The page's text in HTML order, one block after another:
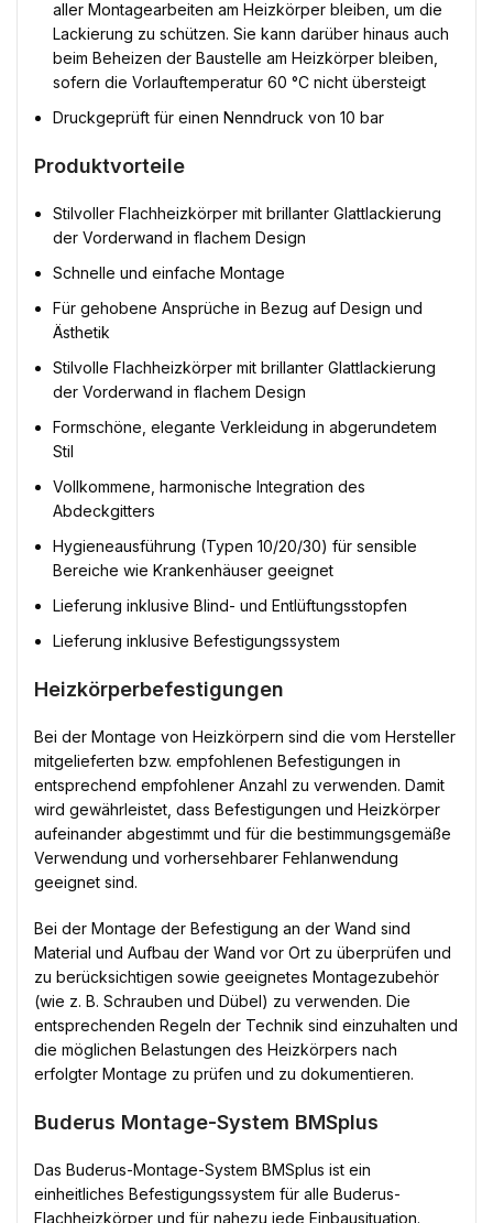
aller Montagearbeiten am Heizkörper bleiben, um die
Lackierung zu schützen. Sie kann darüber hinaus auch
beim Beheizen der Baustelle am Heizkörper bleiben,
sofern die Vorlauftemperatur 60 °C nicht übersteigt
Druckgeprüft für einen Nenndruck von 10 bar
Produktvorteile
Stilvoller Flachheizkörper mit brillanter Glattlackierung
der Vorderwand in flachem Design
Schnelle und einfache Montage
Für gehobene Ansprüche in Bezug auf Design und
Ästhetik
Stilvolle Flachheizkörper mit brillanter Glattlackierung
der Vorderwand in flachem Design
Formschöne, elegante Verkleidung in abgerundetem
Stil
Vollkommene, harmonische Integration des
Abdeckgitters
Hygieneausführung (Typen 10/20/30) für sensible
Bereiche wie Krankenhäuser geeignet
Lieferung inklusive Blind- und Entlüftungsstopfen
Lieferung inklusive Befestigungssystem
Heizkörperbefestigungen
Bei der Montage von Heizkörpern sind die vom Hersteller
mitgelieferten bzw. empfohlenen Befestigungen in
entsprechend empfohlener Anzahl zu verwenden. Damit
wird gewährleistet, dass Befestigungen und Heizkörper
aufeinander abgestimmt und für die bestimmungsgemäße
Verwendung und vorhersehbarer Fehlanwendung
geeignet sind.
Bei der Montage der Befestigung an der Wand sind
Material und Aufbau der Wand vor Ort zu überprüfen und
zu berücksichtigen sowie geeignetes Montagezubehör
(wie z. B. Schrauben und Dübel) zu verwenden. Die
entsprechenden Regeln der Technik sind einzuhalten und
die möglichen Belastungen des Heizkörpers nach
erfolgter Montage zu prüfen und zu dokumentieren.
Buderus Montage-System BMSplus
Das Buderus-Montage-System BMSplus ist ein
einheitliches Befestigungssystem für alle Buderus-
Flachheizkörper und für nahezu jede Einbausituation.